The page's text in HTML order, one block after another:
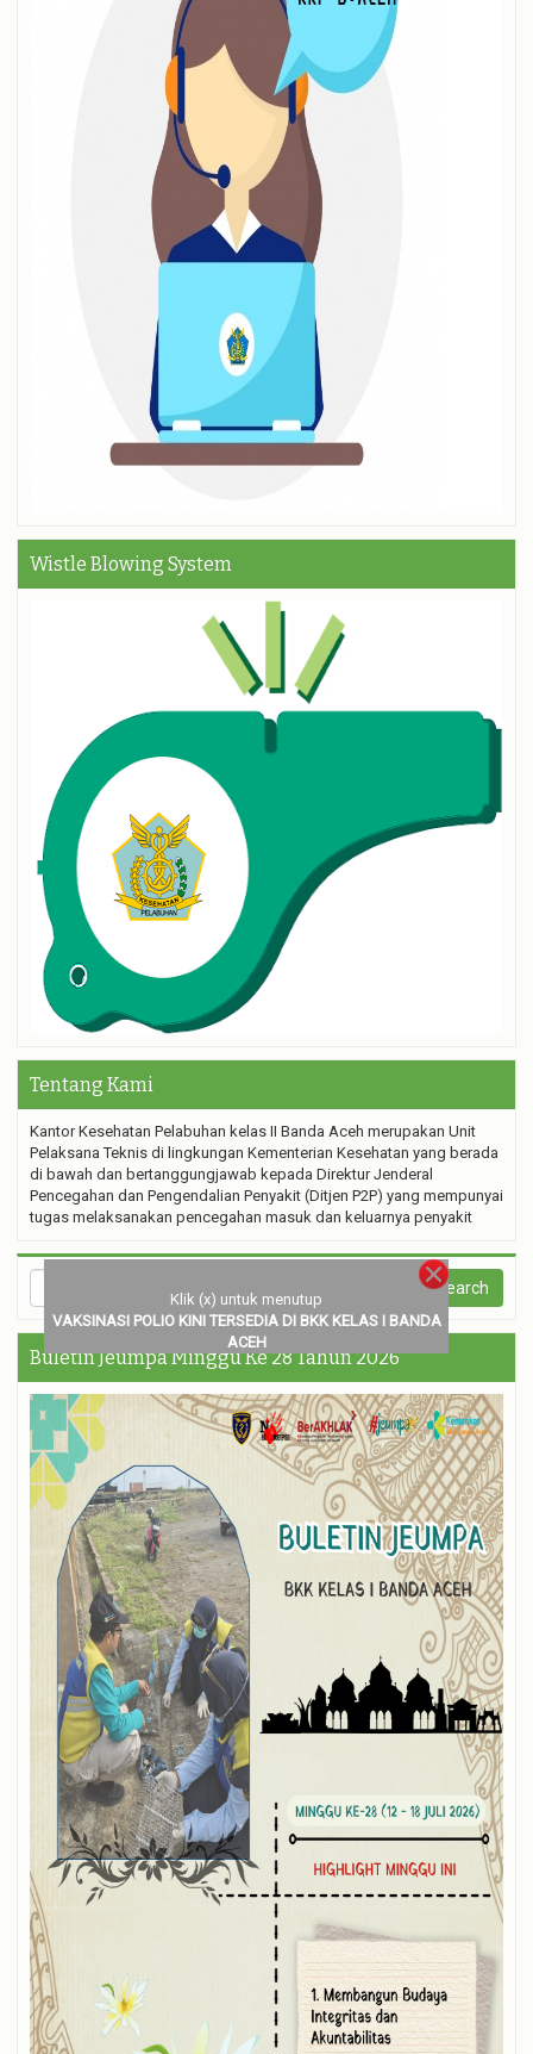
Wistle Blowing System
Tentang Kami
Kantor Kesehatan Pelabuhan kelas II Banda Aceh merupakan Unit
Pelaksana Teknis di lingkungan Kementerian Kesehatan yang berada
di bawah dan bertanggungjawab kepada Direktur Jenderal
Pencegahan dan Pengendalian Penyakit (Ditjen P2P) yang mempunyai
tugas melaksanakan pencegahan masuk dan keluarnya penyakit
Buletin Jeumpa Minggu Ke 28 Tahun 2026
Klik (x) untuk menutup
VAKSINASI POLIO KINI TERSEDIA DI BKK KELAS I BANDA
ACEH